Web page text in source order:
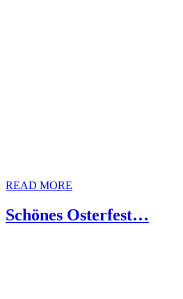
READ MORE
Schönes Osterfest…